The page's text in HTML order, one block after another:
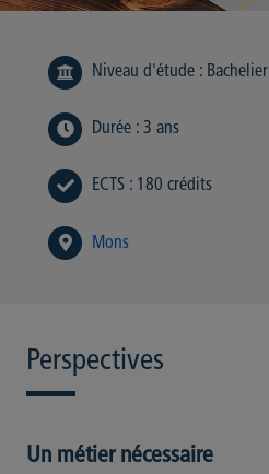
Niveau d'étude : Bachelier
Durée : 3 ans
ECTS : 180 crédits
Mons
Perspectives
Un métier nécessaire